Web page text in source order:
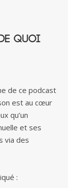
quoi
de ce podcast
est au cœur
qu’un
et ses
via des
: